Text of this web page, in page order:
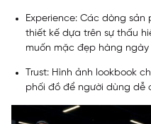
Experience: Các dòng
thiết kế dựa trên sự thấu
muốn mặc đẹp hàng
Trust: Hình ảnh lookbook
phối đồ để người dùng dễ